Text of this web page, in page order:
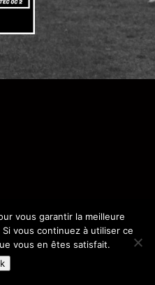
vous garantir la meilleure
vous continuez à utiliser ce
vous en êtes satisfait.